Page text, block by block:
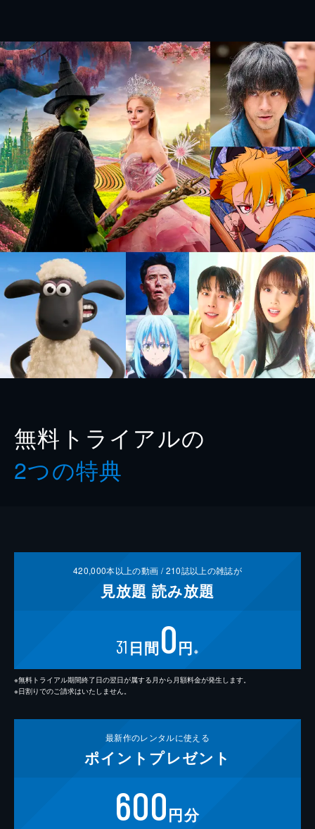
無料トライアルの
2つの特典
420,000本以上の動画 /210誌以上の雑誌が
見放題 読み放題
31 日間0円 ※
※無料トライアル期間終了日の翌日が属する月から月額料金が発生します。
※日割りでのご請求はいたしません。
最新作のレンタルに使える
ポイント プレゼント
600円分